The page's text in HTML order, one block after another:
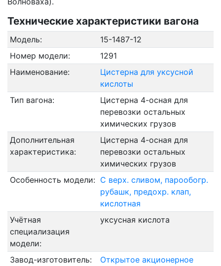
Технические характеристики вагона
Модель:
15-1487-12
Номер модели:
1291
Наименование:
Цистерна для уксусной
кислоты
Тип вагона:
Цистерна 4-осная для
перевозки остальных
химических грузов
Дополнительная
характеристика:
Цистерна 4-осная для
перевозки остальных
химических грузов
Особенность модели: С верх. сливом, парообогр.
рубашк, предохр. клап,
кислотная
Учётная
специализация
модели:
уксусная кислота
Завод-изготовитель:
Открытое акционерное